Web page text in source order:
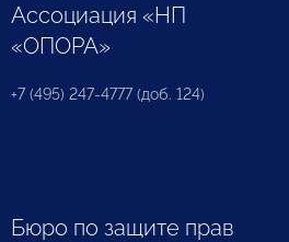
Ассоциация «НП
«ОПОРА»
+7 (495) 247-4777 (доб. 124)
Бюро по защите прав